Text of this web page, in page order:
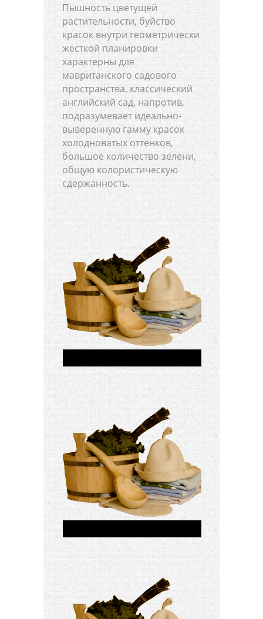
Пышность цветущей
растительности, буйство
красок внутри геометрически
жесткой планировки
характерны для
мавританского садового
пространства, классический
английский сад, напротив,
подразумевает идеально-
выверенную гамму красок
холодноватых оттенков,
большое количество зелени,
общую колористическую
сдержанность.